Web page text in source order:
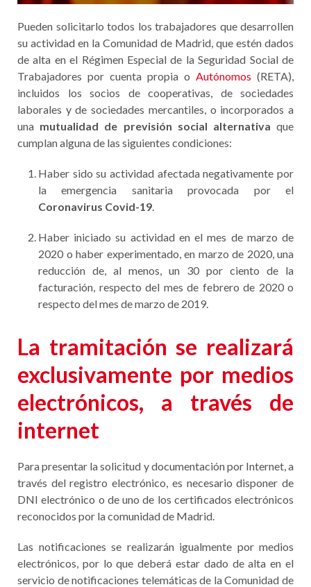
Pueden solicitarlo todos los trabajadores que desarrollen
su actividad en la Comunidad de Madrid, que estén dados
de alta en el Régimen Especial de la Seguridad Social de
Trabajadores por cuenta propia o Autónomos (RETA),
incluidos los socios de cooperativas, de sociedades
laborales y de sociedades mercantiles, o incorporados a
una mutualidad de previsión social alternativa que
cumplan alguna de las siguientes condiciones:
Haber sido su actividad afectada negativamente por
la emergencia sanitaria provocada por el
Coronavirus Covid-19.
Haber iniciado su actividad en el mes de marzo de
2020 o haber experimentado, en marzo de 2020, una
reducción de, al menos, un 30 por ciento de la
facturación, respecto del mes de febrero de 2020 o
respecto del mes de marzo de 2019.
La tramitación se realizará
exclusivamente por medios
electrónicos, a través de
internet
Para presentar la solicitud y documentación por Internet, a
través del registro electrónico, es necesario disponer de
DNI electrónico o de uno de los certificados electrónicos
reconocidos por la comunidad de Madrid.
Las notificaciones se realizarán igualmente por medios
electrónicos, por lo que deberá estar dado de alta en el
servicio de notificaciones telemáticas de la Comunidad de